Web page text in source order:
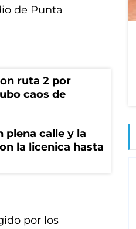
de Punta
ruta 2 por
caos de
plena calle y la
la licenica hasta
por los